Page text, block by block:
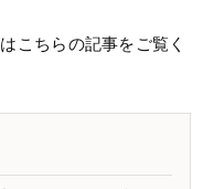
こちらの記事をご覧く